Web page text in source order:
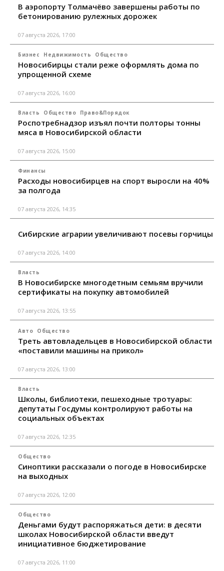
В аэропорту Толмачёво завершены работы по
бетонированию рулежных дорожек
07 августа 2026, 17:00
Бизнес Недвижимость Общество
Новосибирцы стали реже оформлять дома по
упрощенной схеме
07 августа 2026, 16:00
Власть Общество Право&Порядок
Роспотребнадзор изъял почти полторы тонны
мяса в Новосибирской области
07 августа 2026, 15:00
Финансы
Расходы новосибирцев на спорт выросли на 40%
за полгода
07 августа 2026, 14:35
Сибирские аграрии увеличивают посевы горчицы
07 августа 2026, 14:00
Власть
В Новосибирске многодетным семьям вручили
сертификаты на покупку автомобилей
07 августа 2026, 13:55
Авто Общество
Треть автовладельцев в Новосибирской области
«поставили машины на прикол»
07 августа 2026, 13:00
Власть
Школы, библиотеки, пешеходные тротуары:
депутаты Госдумы контролируют работы на
социальных объектах
07 августа 2026, 12:35
Общество
Синоптики рассказали о погоде в Новосибирске
на выходных
07 августа 2026, 12:00
Общество
Деньгами будут распоряжаться дети: в десяти
школах Новосибирской области введут
инициативное бюджетирование
07 августа 2026, 11:00